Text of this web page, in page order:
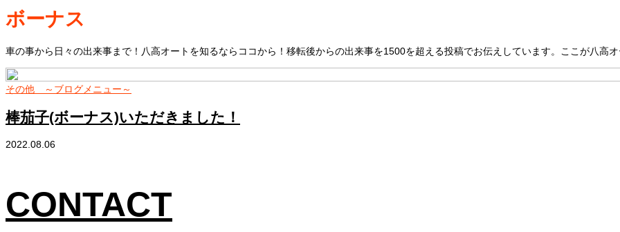
ボーナス
車の事から日々の出来事まで！八高オートを知るならココから！移転後からの出来事を1500を超える投稿でお伝えしています。ここが八高オ
その他 ～ブログメニュー～
棒茄子(ボーナス)いただきました！
2022.08.06
CONTACT